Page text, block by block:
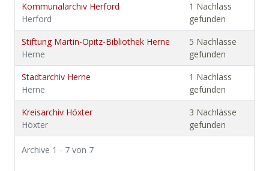
Kommunalarchiv Herford
Herford
1 Nachlass
gefunden
Stiftung Martin-Opitz-Bibliothek Herne
Herne
5 Nachlässe
gefunden
Stadtarchiv Herne
Herne
1 Nachlass
gefunden
Kreisarchiv Höxter
Höxter
3 Nachlässe
gefunden
Archive 1 - 7 von 7